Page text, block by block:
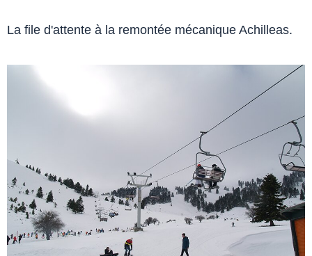
La file d'attente à la remontée mécanique Achilleas.